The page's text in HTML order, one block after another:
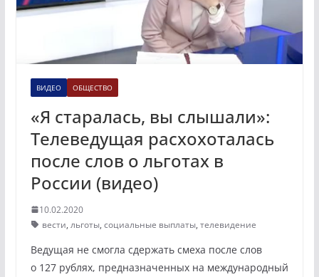
ВИДЕО ОБЩЕСТВО
«Я старалась, вы слышали»:
Телеведущая расхохоталась
после слов о льготах в
России (видео)
10.02.2020
вести, льготы, социальные выплаты, телевидение
Ведущая не смогла сдержать смеха после слов
о 127 рублях, предназначенных на международный